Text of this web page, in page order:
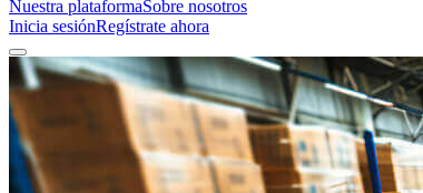
Nuestra plataformaSobre nosotros
Inicia sesiónRegístrate ahora